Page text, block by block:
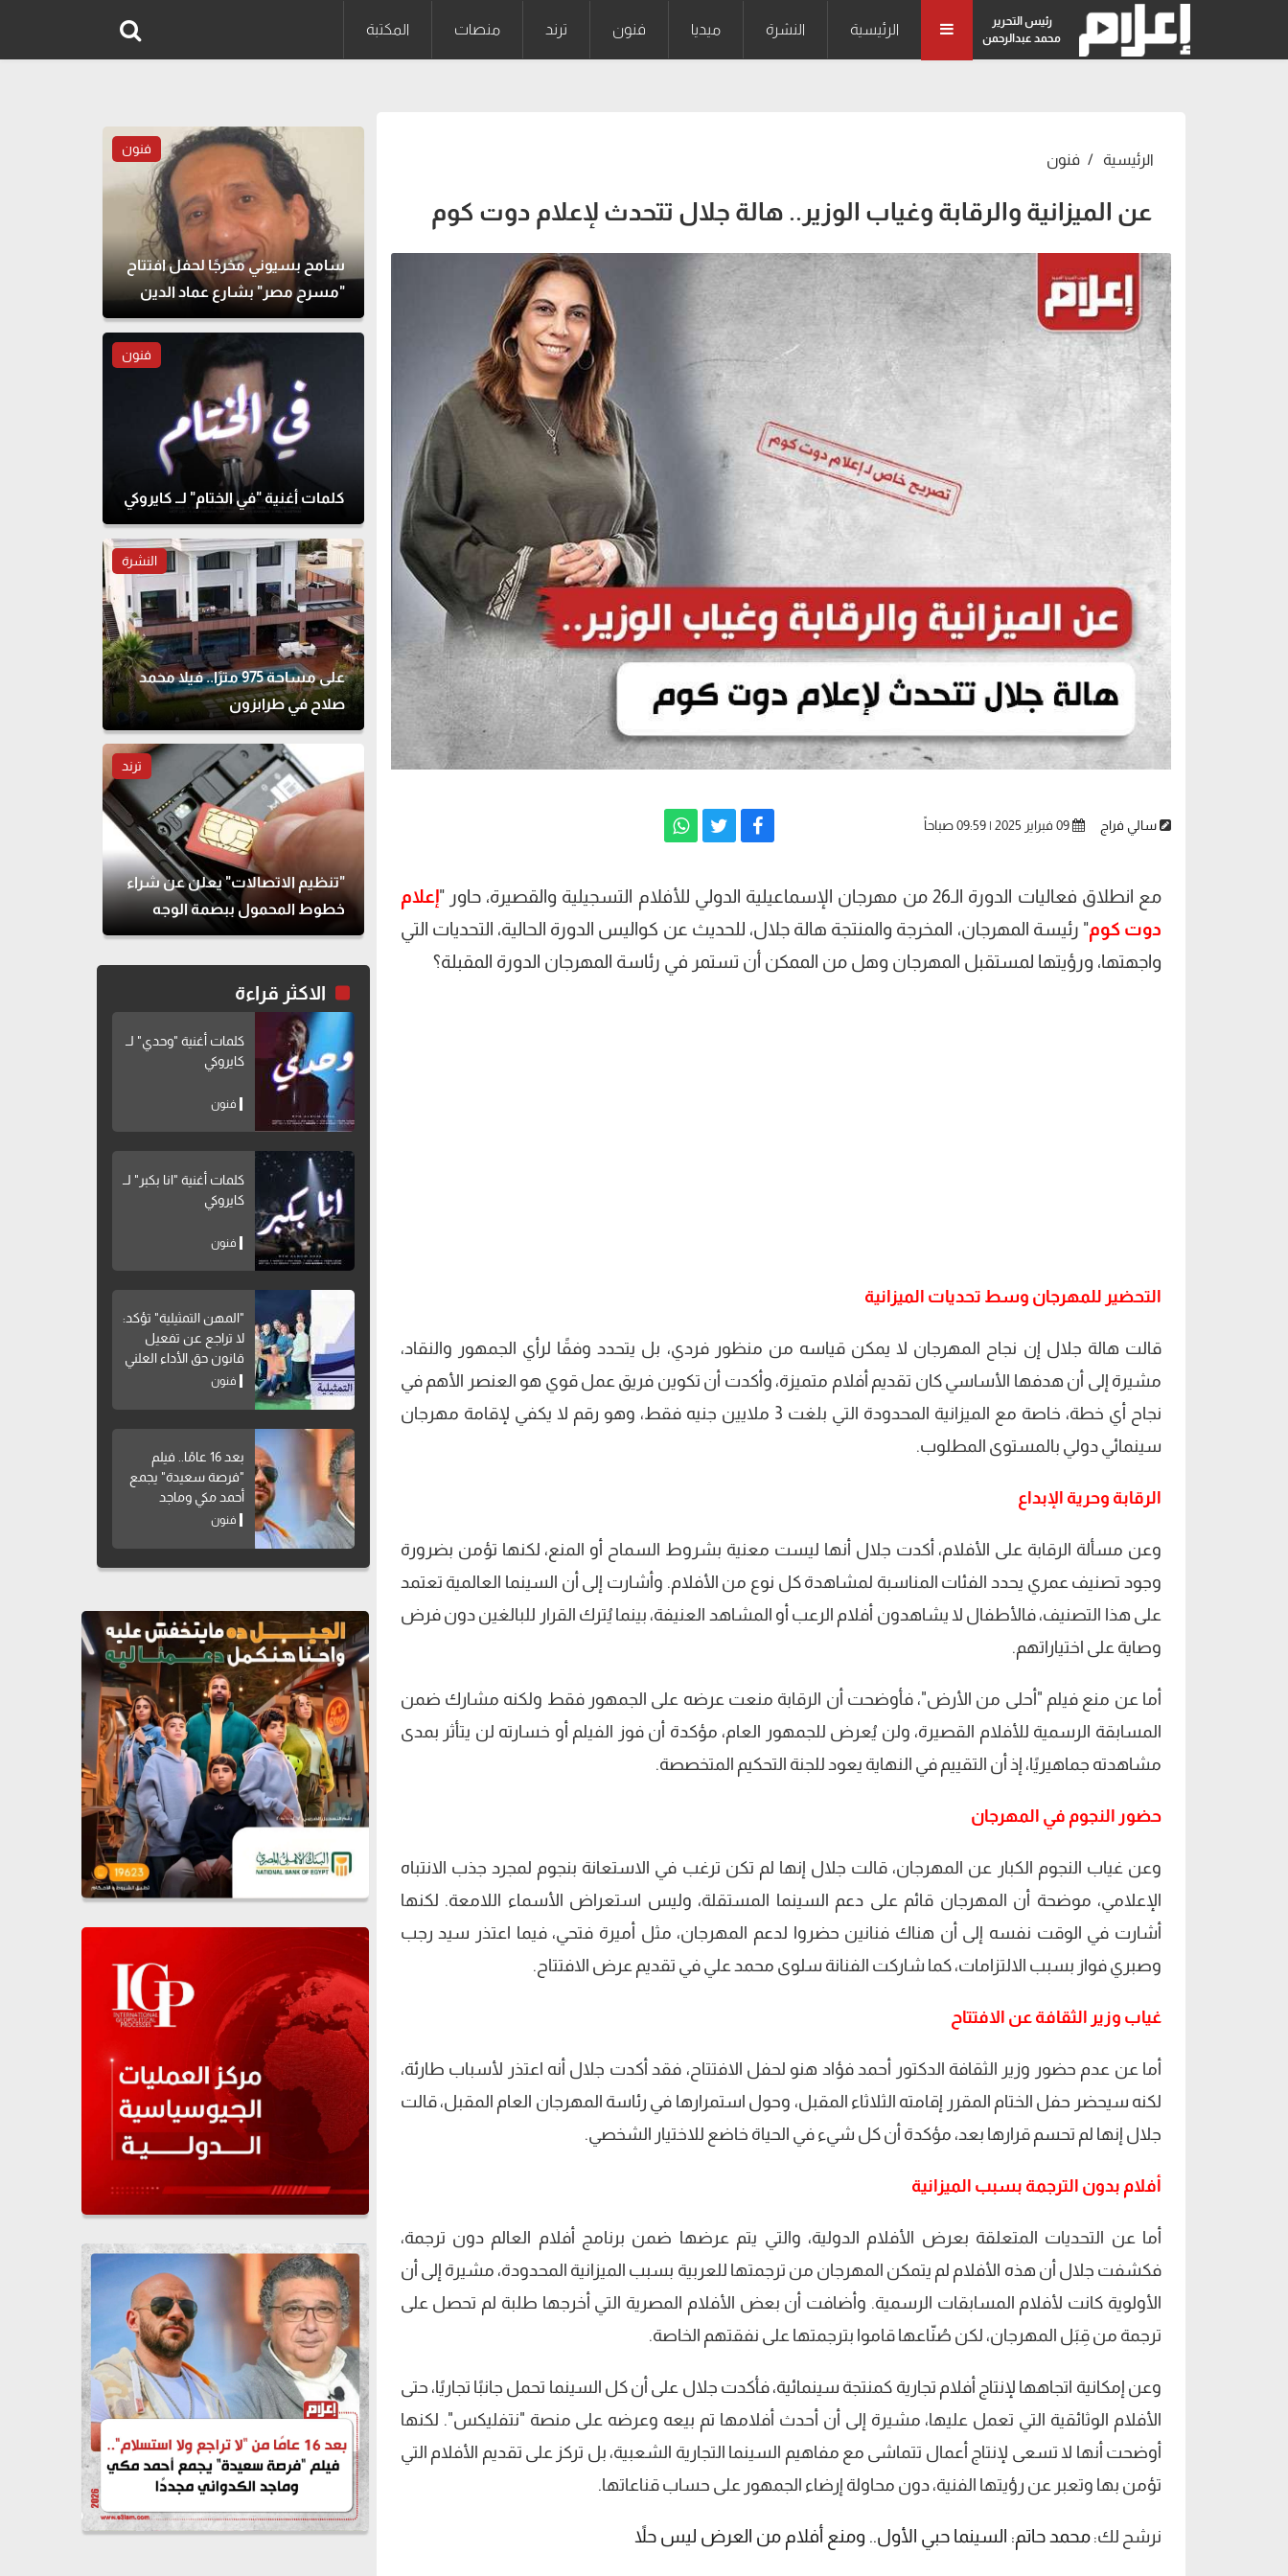
رئيس التحرير
محمد عبدالرحمن
الرئيسية النشرة ميديا فنون ترند منصات المكتبة
الرئيسية فنون
عن الميزانية والرقابة وغياب الوزير.. هالة جلال تتحدث لإعلام دوت كوم
سالي فراج
مع انطلاق فعاليات الدورة الـ26 من مهرجان الإسماعيلية الدولي للأفلام التسجيلية والقصيرة، حاور "
إعلام
دوت كوم" رئيسة المهرجان، المخرجة والمنتجة هالة جلال، للحديث عن كواليس الدورة الحالية، التحديات التي
واجهتها، ورؤيتها لمستقبل المهرجان وهل من الممكن أن تستمر في رئاسة المهرجان الدورة المقبلة؟
التحضير للمهرجان وسط تحديات الميزانية
قالت هالة جلال إن نجاح المهرجان لا يمكن قياسه من منظور فردي، بل يتحدد وفقًا لرأي الجمهور والنقاد،
مشيرة إلى أن هدفها الأساسي كان تقديم أفلام متميزة، وأكدت أن تكوين فريق عمل قوي هو العنصر الأهم في
نجاح أي خطة، خاصة مع الميزانية المحدودة التي بلغت 3 ملايين جنيه فقط، وهو رقم لا يكفي لإقامة مهرجان
سينمائي دولي بالمستوى المطلوب.
الرقابة وحرية الإبداع
وعن مسألة الرقابة على الأفلام، أكدت جلال أنها ليست معنية بشروط السماح أو المنع، لكنها تؤمن بضرورة
وجود تصنيف عمري يحدد الفئات المناسبة لمشاهدة كل نوع من الأفلام. وأشارت إلى أن السينما العالمية تعتمد
على هذا التصنيف، فالأطفال لا يشاهدون أفلام الرعب أو المشاهد العنيفة، بينما يُترك القرار للبالغين دون فرض
وصاية على اختياراتهم.
أما عن منع فيلم "أحلى من الأرض"، فأوضحت أن الرقابة منعت عرضه على الجمهور فقط ولكنه مشارك ضمن
المسابقة الرسمية للأفلام القصيرة، ولن يُعرض للجمهور العام، مؤكدة أن فوز الفيلم أو خسارته لن يتأثر بمدى
مشاهدته جماهيريًا، إذ أن التقييم في النهاية يعود للجنة التحكيم المتخصصة.
حضور النجوم في المهرجان
وعن غياب النجوم الكبار عن المهرجان، قالت جلال إنها لم تكن ترغب في الاستعانة بنجوم لمجرد جذب الانتباه
الإعلامي، موضحة أن المهرجان قائم على دعم السينما المستقلة، وليس استعراض الأسماء اللامعة. لكنها
أشارت في الوقت نفسه إلى أن هناك فنانين حضروا لدعم المهرجان، مثل أميرة فتحي، فيما اعتذر سيد رجب
وصبري فواز بسبب الالتزامات، كما شاركت الفنانة سلوى محمد علي في تقديم عرض الافتتاح.
غياب وزير الثقافة عن الافتتاح
أما عن عدم حضور وزير الثقافة الدكتور أحمد فؤاد هنو لحفل الافتتاح، فقد أكدت جلال أنه اعتذر لأسباب طارئة،
لكنه سيحضر حفل الختام المقرر إقامته الثلاثاء المقبل، وحول استمرارها في رئاسة المهرجان العام المقبل، قالت
جلال إنها لم تحسم قرارها بعد، مؤكدة أن كل شيء في الحياة خاضع للاختيار الشخصي.
أفلام بدون الترجمة بسبب الميزانية
أما عن التحديات المتعلقة بعرض الأفلام الدولية، والتي يتم عرضها ضمن برنامج أفلام العالم دون ترجمة،
فكشفت جلال أن هذه الأفلام لم يتمكن المهرجان من ترجمتها للعربية بسبب الميزانية المحدودة، مشيرة إلى أن
الأولوية كانت لأفلام المسابقات الرسمية. وأضافت أن بعض الأفلام المصرية التي أخرجها طلبة لم تحصل على
ترجمة من قِبَل المهرجان، لكن صُنّاعها قاموا بترجمتها على نفقتهم الخاصة.
وعن إمكانية اتجاهها لإنتاج أفلام تجارية كمنتجة سينمائية، فأكدت جلال على أن كل السينما تحمل جانبًا تجاريًا، حتى
الأفلام الوثائقية التي تعمل عليها، مشيرة إلى أن أحدث أفلامها تم بيعه وعرضه على منصة "نتفليكس". لكنها
أوضحت أنها لا تسعى لإنتاج أعمال تتماشى مع مفاهيم السينما التجارية الشعبية، بل تركز على تقديم الأفلام التي
تؤمن بها وتعبر عن رؤيتها الفنية، دون محاولة إرضاء الجمهور على حساب قناعاتها.
نرشح لك: محمد حاتم: السينما حبي الأول.. ومنع أفلام من العرض ليس حلاً
فنون
سامح بسيوني مخرجًا لحفل افتتاح
"مسرح مصر" بشارع عماد الدين
فنون
كلمات أغنية "في الختام" لــ كايروكي
النشرة
على مساحة 975 مترًا.. فيلا محمد
صلاح في طرابزون
ترند
"تنظيم الاتصالات" يعلن عن شراء
خطوط المحمول ببصمة الوجه
الاكثر قراءة
كلمات أغنية "وحدي" لــ
كايروكي
فنون
كلمات أغنية "انا بكبر" لــ
كايروكي
فنون
"المهن التمثيلية" تؤكد:
لا تراجع عن تفعيل
قانون حق الأداء العلني
فنون
بعد 16 عامًا.. فيلم
"فرصة سعيدة" يجمع
أحمد مكي وماجد
الكدواني مجددًا
فنون